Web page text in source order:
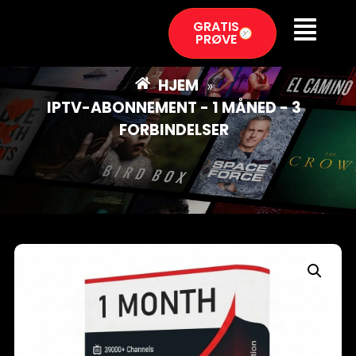
GRATIS
PRØVE
HJEM »
IPTV-ABONNEMENT - 1 MÅNED - 3
FORBINDELSER